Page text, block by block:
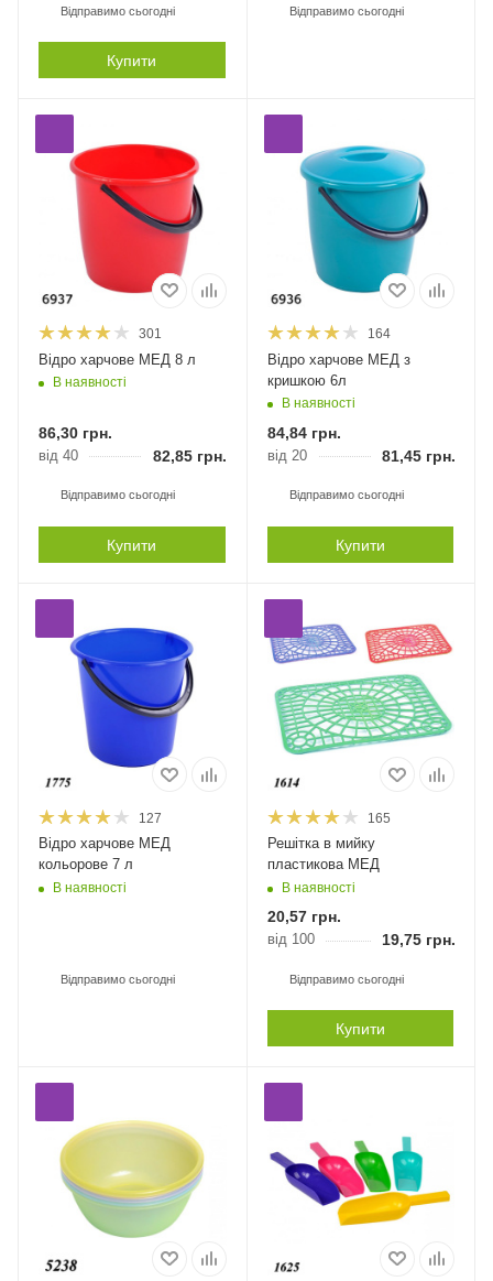
Відправимо сьогодні
Купити
Відправимо сьогодні
301
Відро харчове МЕД 8 л
В наявності
86,30 грн.
від 40 82,85 грн.
Відправимо сьогодні
Купити
164
Відро харчове МЕД з
кришкою 6л
В наявності
84,84грн.
від 20 81,45грн.
Відправимо сьогодні
Купити
127
Відро харчове МЕД
кольорове 7 л
В наявності
Відправимо сьогодні
165
Решітка в мийку
пластикова МЕД
В наявності
20,57грн.
від 100 19,75грн.
Відправимо сьогодні
Купити